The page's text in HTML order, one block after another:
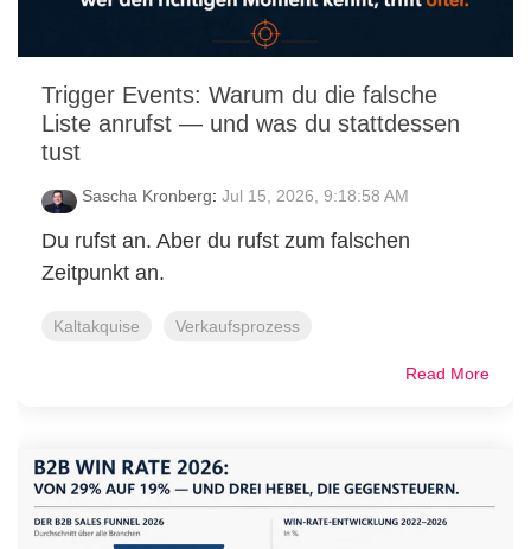
Trigger Events: Warum du die falsche
Liste anrufst — und was du stattdessen
tust
Sascha Kronberg: Jul 15, 2026, 9:18:58 AM
Du rufst an. Aber du rufst zum falschen
Zeitpunkt an.
Kaltakquise Verkaufsprozess
Read More